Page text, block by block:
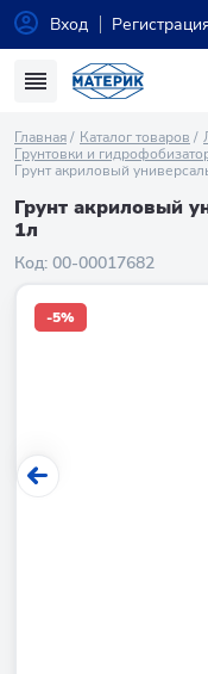
Вход
Главная Каталог товаров
Грунтовки и
Грунт акриловый
Грунт акриловый
1л
Код: 00-00017682
-5%